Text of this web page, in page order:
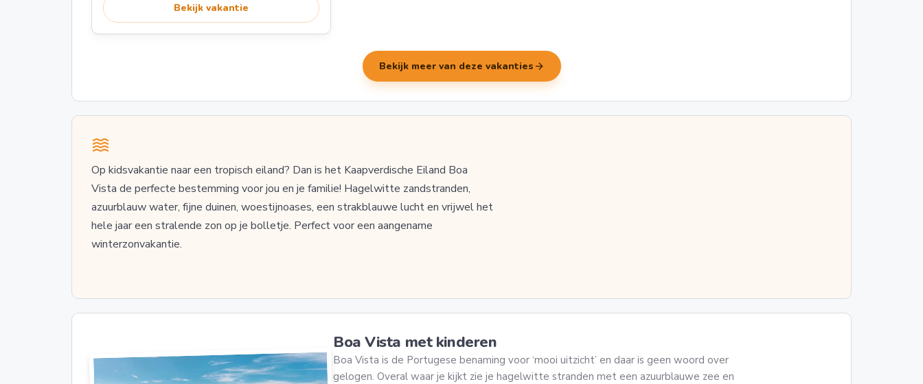
Bekijk vakantie
Bekijk meer van deze vakanties arrow_forward
Op kidsvakantie naar een tropisch eiland? Dan is het Kaapverdische Eiland Boa
Vista de perfecte bestemming voor jou en je familie! Hagelwitte zandstranden,
azuurblauw water, fijne duinen, woestijnoases, een strakblauwe lucht en vrijwel het
hele jaar een stralende zon op je bolletje. Perfect voor een aangename
winterzonvakantie.
Boa Vista met kinderen
Boa Vista is de Portugese benaming voor ‘mooi uitzicht’ en daar is geen woord over
gelogen. Overal waar je kijkt zie je hagelwitte stranden met een azuurblauwe zee en